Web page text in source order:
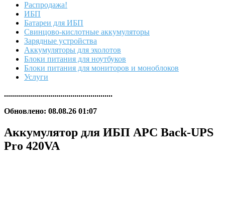
Распродажа!
ИБП
Батареи для ИБП
Свинцово-кислотные аккумуляторы
Зарядные устройства
Аккумуляторы для эхолотов
Блоки питания для ноутбуков
Блоки питания для мониторов и моноблоков
Услуги
......................................................
Обновлено: 08.08.26 01:07
Аккумулятор для ИБП APC Back-UPS
Pro 420VA